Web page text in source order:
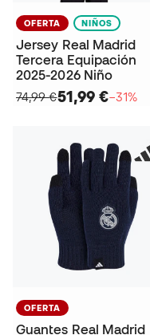
OFERTA NIÑOS
Jersey Real Madrid
Tercera Equipación
2025-2026 Niño
74,99 €51,99 €−31%
OFERTA
Guantes Real Madrid